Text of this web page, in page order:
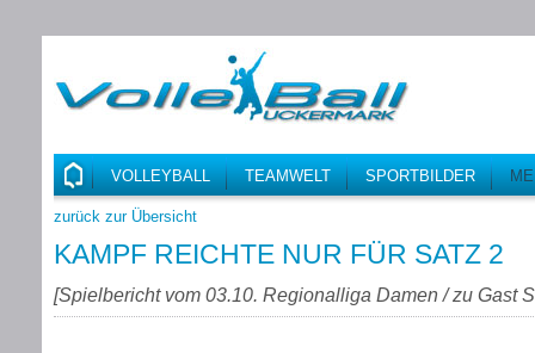
VOLLEYBALL TEAMWELT SPORTBILDER
zurück zur Übersicht
KAMPF REICHTE NUR FÜR SATZ 2
[Spielbericht vom 03.10. Regionalliga Damen / zu Gast